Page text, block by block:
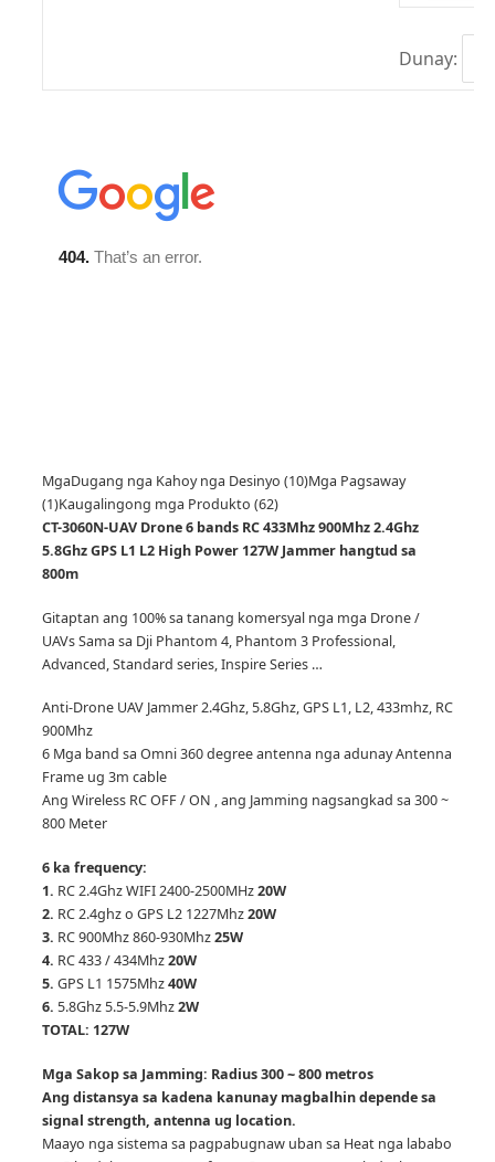
Dunay:
MgaDugang nga Kahoy nga Desinyo (10)Mga Pagsaway
(1)Kaugalingong mga Produkto (62)
CT-3060N-UAV Drone 6 bands RC 433Mhz 900Mhz 2.4Ghz
5.8Ghz GPS L1 L2 High Power 127W Jammer hangtud sa
800m
Gitaptan ang 100% sa tanang komersyal nga mga Drone /
UAVs Sama sa Dji Phantom 4, Phantom 3 Professional,
Advanced, Standard series, Inspire Series …
Anti-Drone UAV Jammer 2.4Ghz, 5.8Ghz, GPS L1, L2, 433mhz, RC
900Mhz
6 Mga band sa Omni 360 degree antenna nga adunay Antenna
Frame ug 3m cable
Ang Wireless RC OFF / ON , ang Jamming nagsangkad sa 300 ~
800 Meter
6 ka frequency:
1. RC 2.4Ghz WIFI 2400-2500MHz20W
2. RC 2.4ghz o GPS L2 1227Mhz20W
3. RC 900Mhz 860-930Mhz25W
4. RC 433 / 434Mhz20W
5. GPS L1 1575Mhz40W
6. 5.8Ghz 5.5-5.9Mhz2W
TOTAL: 127W
Mga Sakop sa Jamming: Radius 300 ~ 800 metros
Ang distansya sa kadena kanunay magbalhin depende sa
signal strength, antenna ug location.
Maayo nga sistema sa pagpabugnaw uban sa Heat nga lababo